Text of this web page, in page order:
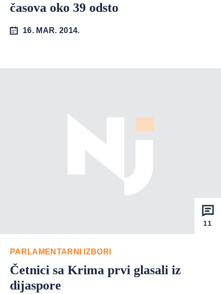
časova oko 39 odsto
16. MAR. 2014.
11
PARLAMENTARNI IZBORI
Četnici sa Krima prvi glasali iz
dijaspore